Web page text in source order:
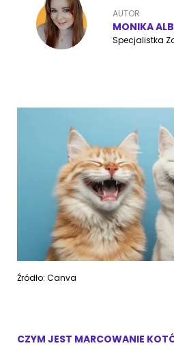
AUTOR
MONIKA
Specjalistka
Źródło: Canva
CZYM JEST MARCOWANIE